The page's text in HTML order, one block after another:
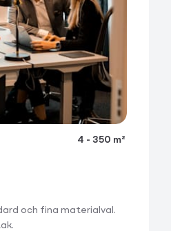
4 - 350 m²
och fina materialval.